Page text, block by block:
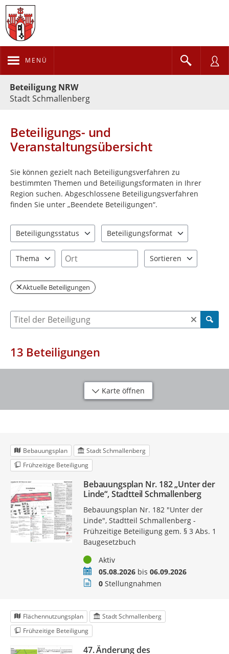
MENÜ
Beteiligung NRW
Stadt Schmallenberg
Beteiligungs- und
Veranstaltungsübersicht
Sie können gezielt nach Beteiligungsverfahren zu
bestimmten Themen und Beteiligungsformaten in Ihrer
Region suchen. Abgeschlossene Beteiligungsverfahren
finden Sie unter „Beendete Beteiligungen“.
Beteiligungsstatus
Beteiligungsformat
Thema
Ort
Sortieren
Aktuelle Beteiligungen
Suche nach Beteiligung
13 Beteiligungen
Karte öffnen
Bebauungsplan
Stadt Schmallenberg
Frühzeitige Beteiligung
Bebauungsplan Nr. 182 „Unter der
Linde“, Stadtteil Schmallenberg
Bebauungsplan Nr. 182 "Unter der
Linde", Stadtteil Schmallenberg -
Frühzeitige Beteiligung gem. § 3 Abs. 1
Baugesetzbuch
StatusAktiv
Zeitraum05.08.2026bis 06.09.2026
Stellungnahmen
0Stellungnahmen
Flächennutzungsplan
Stadt Schmallenberg
Frühzeitige Beteiligung
47. Änderung des